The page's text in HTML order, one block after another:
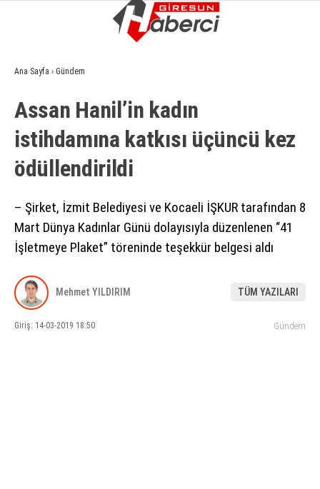
GÜNDEM
EKONOMI
SIYASET
ASAYIŞ
SPOR
EĞITIM
Ana Sayfa › Gündem
Assan Hanil’in kadın
istihdamına katkısı üçüncü kez
ödüllendirildi
– Şirket, İzmit Belediyesi ve Kocaeli İŞKUR tarafından 8
Mart Dünya Kadınlar Günü dolayısıyla düzenlenen “41
İşletmeye Plaket” töreninde teşekkür belgesi aldı
Mehmet YILDIRIM TÜM YAZILARI
Giriş: 14-03-2019 18:50 Gündem